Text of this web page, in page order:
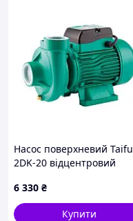
Насос поверхневий Taifu
2DK-20 відцентровий
P=1500Вт, 2"x2" (TF3311)
6 330 ₴
Купити